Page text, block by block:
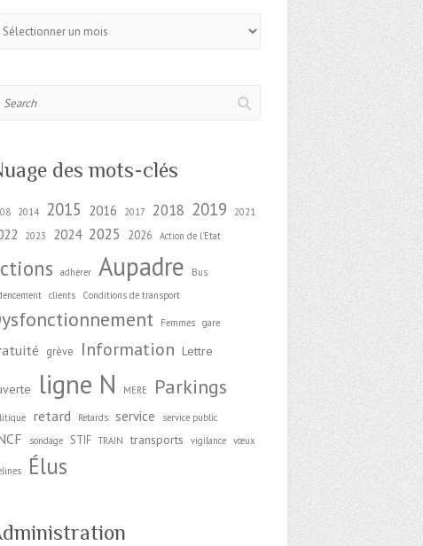
des mots-clés
2014 2015 2016 2017 2018 2019 2021
2023 2024 2025 2026 Action de l'Etat
adhérer Aupadre
Bus
clients Conditions de transport
Femmes gare
grève Information Lettre
ligne N MERE Parkings
retard Retards service service public
sondage STIF TRAIN transports vigilance vœux
Élus